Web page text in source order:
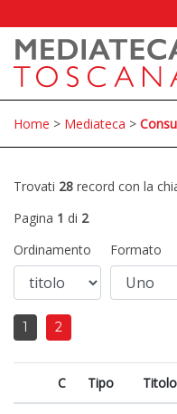
Home > Mediateca >
Trovati 28 record con la
Pagina 1 di 2
Ordinamento
Formato
1 2
C Tipo Titolo